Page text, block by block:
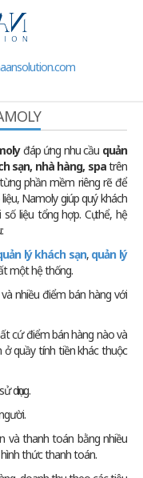
đáp ứng nhu cầu quản
sạn, nhà hàng, spatrên
phần mềm riêng rẽ để
Namoly giúp quý khách
liệu tổng hợp. Cụ thể, hệ
lý khách sạn, quản lý
một hệ thống.
nhiều điểm bán hàng với
cứ điểm bán hàng nào và
quầy tính tiền khác thuộc
dụng.
người.
và thanh toán bằng nhiều
thức thanh toán.